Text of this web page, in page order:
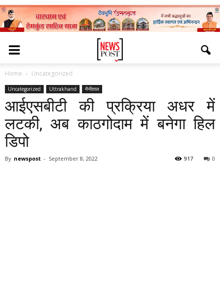
Home Uncategorized
Uncategorized Uttrakhand नैनीताल
आईएसबीटी की प्रक्रिया अधर में
लटकी, अब काठगोदाम में बनेगा हिल
डिपो
By newspost - September 8, 2022 0
917